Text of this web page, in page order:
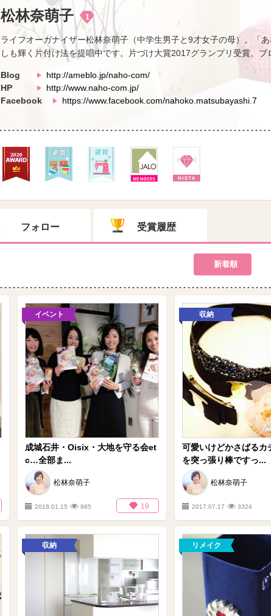
松林奈萌子 1
ライフオーガナイザー松林奈萌子（中学生男子と9才女子の母）。「
しも輝く片付け法を提唱中です。片づけ大賞2017グランプリ受賞。
Blog
http://ameblo.jp/naho-com/
HP
http://www.naho-com.jp/
Facebook
https://www.facebook.com/nahoko.matsubayashi.7
フォロー 受賞履歴
新着順
イベント
成城石井・Oisix・大地を守る会et
c…全部ま...
松林奈萌子
2018.01.15 985 19
収納
可愛いけどかさばるカ
を突っ張り棒ですっ...
松林奈萌子
2017.07.17 3324
収納 リメイク